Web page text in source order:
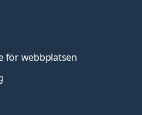
för webbplatsen